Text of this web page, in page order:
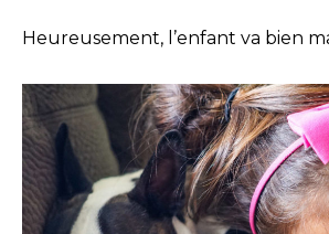
Heureusement, l’enfant va bien